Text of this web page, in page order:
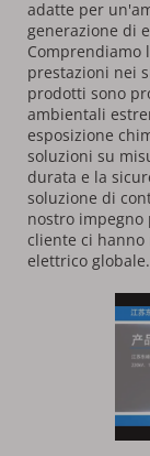
adatte per
generazione di
prestazioni nei
prodotti sono
ambientali
esposizione
soluzioni su
durata e la
soluzione di
nostro impegno
cliente ci
elettrico globale.